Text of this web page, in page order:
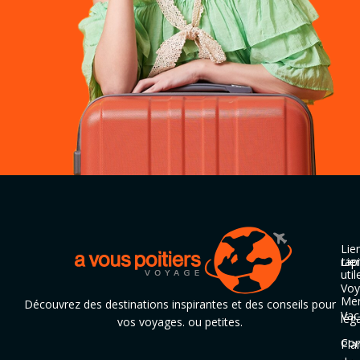
Découvrez des destinations inspirantes et des conseils pour
vos voyages. ou petites.